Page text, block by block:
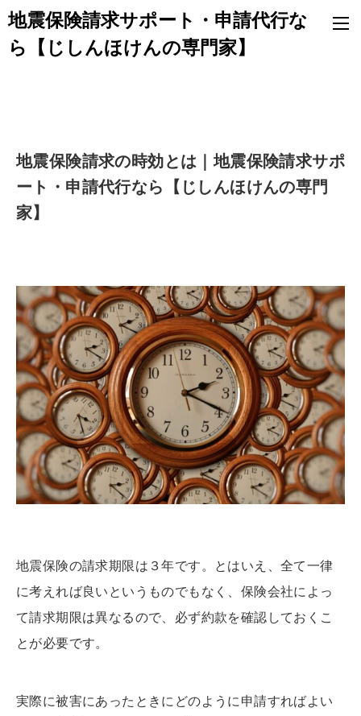
地震保険請求サポート・申請代行な
ら【じしんほけんの専門家】
地震保険請求の時効とは｜地震保険請求サポ
ート・申請代行なら【じしんほけんの専門
家】
地震保険の請求期限は３年です。とはいえ、全て一律
に考えれば良いというものでもなく、保険会社によっ
て請求期限は異なるので、必ず約款を確認しておくこ
とが必要です。
実際に被害にあったときにどのように申請すればよい